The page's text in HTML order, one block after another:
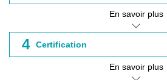
En savoir plus
4 Certification
En savoir plus